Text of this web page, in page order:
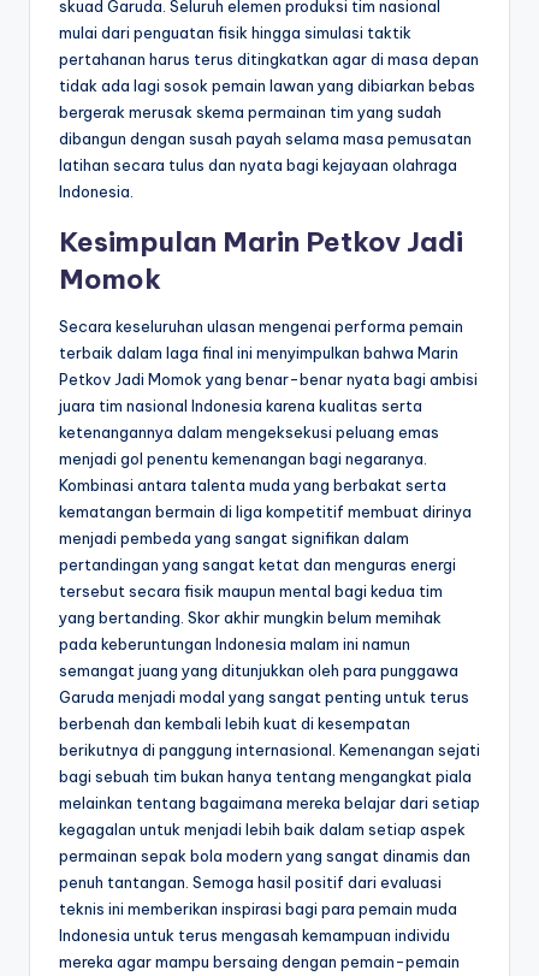
skuad Garuda. Seluruh elemen produksi tim nasional
mulai dari penguatan fisik hingga simulasi taktik
pertahanan harus terus ditingkatkan agar di masa depan
tidak ada lagi sosok pemain lawan yang dibiarkan bebas
bergerak merusak skema permainan tim yang sudah
dibangun dengan susah payah selama masa pemusatan
latihan secara tulus dan nyata bagi kejayaan olahraga
Indonesia.
Kesimpulan Marin Petkov Jadi
Momok
Secara keseluruhan ulasan mengenai performa pemain
terbaik dalam laga final ini menyimpulkan bahwa Marin
Petkov Jadi Momok yang benar-benar nyata bagi ambisi
juara tim nasional Indonesia karena kualitas serta
ketenangannya dalam mengeksekusi peluang emas
menjadi gol penentu kemenangan bagi negaranya.
Kombinasi antara talenta muda yang berbakat serta
kematangan bermain di liga kompetitif membuat dirinya
menjadi pembeda yang sangat signifikan dalam
pertandingan yang sangat ketat dan menguras energi
tersebut secara fisik maupun mental bagi kedua tim
yang bertanding. Skor akhir mungkin belum memihak
pada keberuntungan Indonesia malam ini namun
semangat juang yang ditunjukkan oleh para punggawa
Garuda menjadi modal yang sangat penting untuk terus
berbenah dan kembali lebih kuat di kesempatan
berikutnya di panggung internasional. Kemenangan sejati
bagi sebuah tim bukan hanya tentang mengangkat piala
melainkan tentang bagaimana mereka belajar dari setiap
kegagalan untuk menjadi lebih baik dalam setiap aspek
permainan sepak bola modern yang sangat dinamis dan
penuh tantangan. Semoga hasil positif dari evaluasi
teknis ini memberikan inspirasi bagi para pemain muda
Indonesia untuk terus mengasah kemampuan individu
mereka agar mampu bersaing dengan pemain-pemain